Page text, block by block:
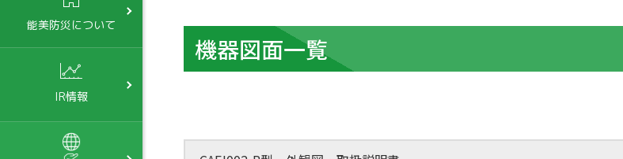
能美防災について
IR情報
機器図面一覧